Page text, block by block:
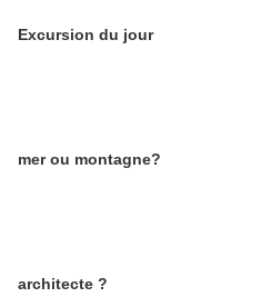
Excursion du jour
mer ou montagne?
architecte ?